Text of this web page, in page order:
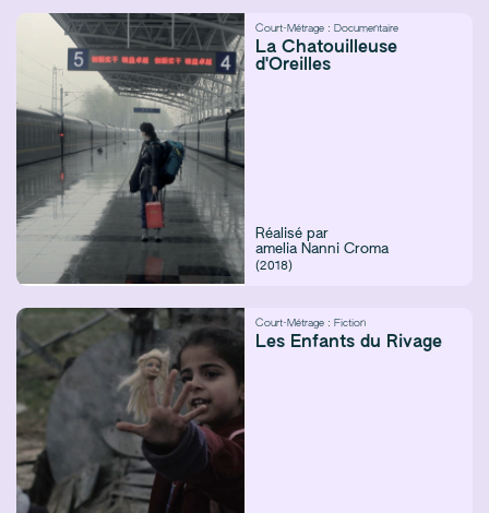
Court-Métrage : Documentaire
La Chatouilleuse
d'Oreilles
Réalisé par
amelia Nanni Croma
(2018)
Court-Métrage : Fiction
Les Enfants du Rivage